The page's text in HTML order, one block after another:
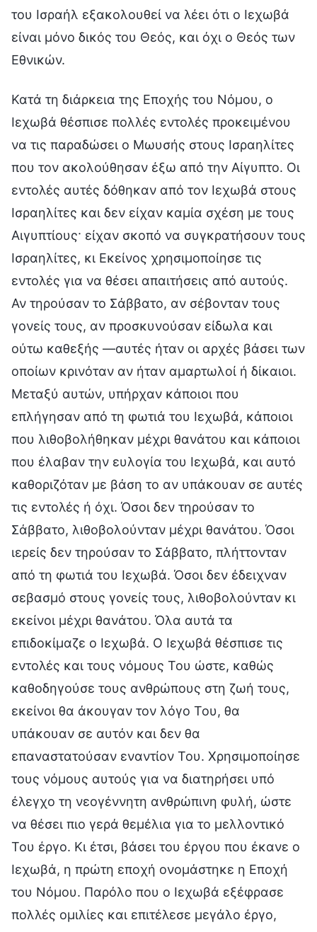
του Ισραήλ εξακολουθεί να λέει ότι ο Ιεχωβά
είναι μόνο δικός του Θεός, και όχι ο Θεός των
Εθνικών.
Κατά τη διάρκεια της Εποχής του Νόμου, ο
Ιεχωβά θέσπισε πολλές εντολές προκειμένου
να τις παραδώσει ο Μωυσής στους Ισραηλίτες
που τον ακολούθησαν έξω από την Αίγυπτο. Οι
εντολές αυτές δόθηκαν από τον Ιεχωβά στους
Ισραηλίτες και δεν είχαν καμία σχέση με τους
Αιγυπτίους· είχαν σκοπό να συγκρατήσουν τους
Ισραηλίτες, κι Εκείνος χρησιμοποίησε τις
εντολές για να θέσει απαιτήσεις από αυτούς.
Αν τηρούσαν το Σάββατο, αν σέβονταν τους
γονείς τους, αν προσκυνούσαν είδωλα και
ούτω καθεξής —αυτές ήταν οι αρχές βάσει των
οποίων κρινόταν αν ήταν αμαρτωλοί ή δίκαιοι.
Μεταξύ αυτών, υπήρχαν κάποιοι που
επλήγησαν από τη φωτιά του Ιεχωβά, κάποιοι
που λιθοβολήθηκαν μέχρι θανάτου και κάποιοι
που έλαβαν την ευλογία του Ιεχωβά, και αυτό
καθοριζόταν με βάση το αν υπάκουαν σε αυτές
τις εντολές ή όχι. Όσοι δεν τηρούσαν το
Σάββατο, λιθοβολούνταν μέχρι θανάτου. Όσοι
ιερείς δεν τηρούσαν το Σάββατο, πλήττονταν
από τη φωτιά του Ιεχωβά. Όσοι δεν έδειχναν
σεβασμό στους γονείς τους, λιθοβολούνταν κι
εκείνοι μέχρι θανάτου. Όλα αυτά τα
επιδοκίμαζε ο Ιεχωβά. Ο Ιεχωβά θέσπισε τις
εντολές και τους νόμους Του ώστε, καθώς
καθοδηγούσε τους ανθρώπους στη ζωή τους,
εκείνοι θα άκουγαν τον λόγο Του, θα
υπάκουαν σε αυτόν και δεν θα
επαναστατούσαν εναντίον Του. Χρησιμοποίησε
τους νόμους αυτούς για να διατηρήσει υπό
έλεγχο τη νεογέννητη ανθρώπινη φυλή, ώστε
να θέσει πιο γερά θεμέλια για το μελλοντικό
Του έργο. Κι έτσι, βάσει του έργου που έκανε ο
Ιεχωβά, η πρώτη εποχή ονομάστηκε η Εποχή
του Νόμου. Παρόλο που ο Ιεχωβά εξέφρασε
πολλές ομιλίες και επιτέλεσε μεγάλο έργο,